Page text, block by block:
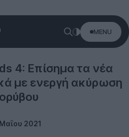
MENU
4: Επίσημα τα νέα
με ενεργή ακύρωση
2021